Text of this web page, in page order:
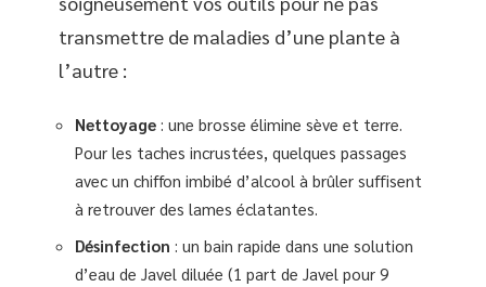
transmettre de maladies d’une plante à
l’autre :
Nettoyage : une brosse élimine sève et terre.
Pour les taches incrustées, quelques passages
avec un chiffon imbibé d’alcool à brûler suffisent
à retrouver des lames éclatantes.
Désinfection : un bain rapide dans une solution
d’eau de Javel diluée (1 part de Javel pour 9